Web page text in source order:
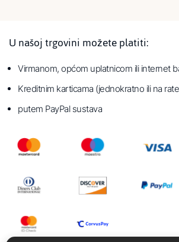
U našoj trgovini možete platiti:
Virmanom, općom uplatnicom ili internet
Kreditnim karticama (jednokratno ili na
putem PayPal sustava